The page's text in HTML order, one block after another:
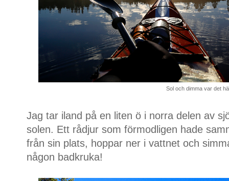
Sol och dimma var det
Jag tar iland på en liten ö i norra delen av
solen. Ett rådjur som förmodligen hade
från sin plats, hoppar ner i vattnet och
någon badkruka!